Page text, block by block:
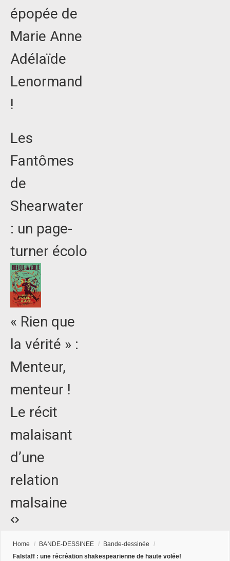
épopée de
Marie Anne
Adélaïde
Lenormand
!
Les
Fantômes
de
Shearwater
: un page-
turner écolo
« Rien que
la vérité » :
Menteur,
menteur !
Le récit
malaisant
d’une
relation
malsaine
Home / BANDE-DESSINEE / Bande-dessinée
/
Falstaff : une récréation shakespearienne de haute volée!